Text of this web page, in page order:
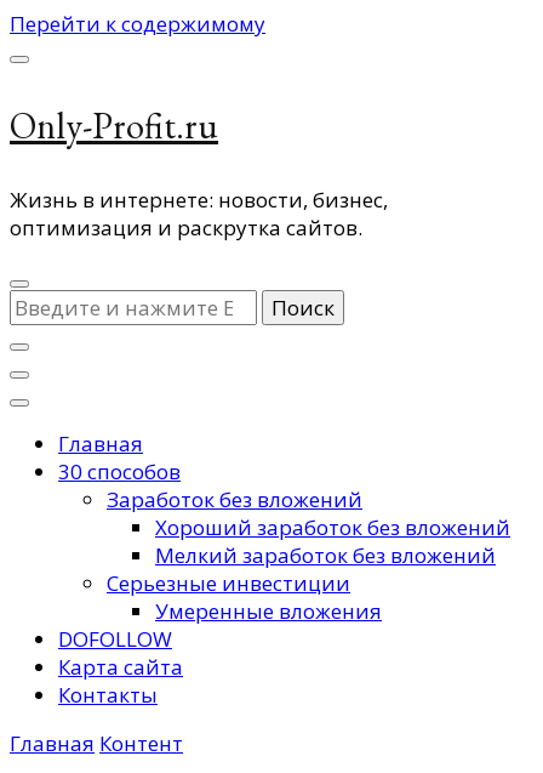
Перейти к содержимому
Only-Profit.ru
Жизнь в интернете: новости, бизнес,
оптимизация и раскрутка сайтов.
Ищите
что-
то?
Главная
30 способов
Заработок без вложений
Хороший заработок без вложений
Мелкий заработок без вложений
Серьезные инвестиции
Умеренные вложения
DOFOLLOW
Карта сайта
Контакты
Главная Контент